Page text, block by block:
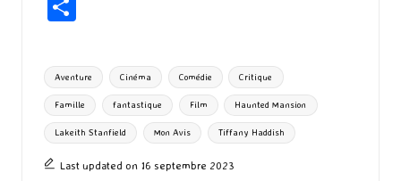
o
o
k
d
o
n
l
ky bl
r
ta
g
er
Tags:
Aventure Cinéma Comédie Critique
Famille fantastique Film Haunted Mansion
Lakeith Stanfield Mon Avis Tiffany Haddish
Last updated on 16 septembre 2023